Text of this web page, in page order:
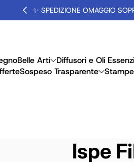
✨ SPEDIZIONE OMAGGIO
Belle Arti Diffusori e Oli
Sospeso Trasparente
Ispe